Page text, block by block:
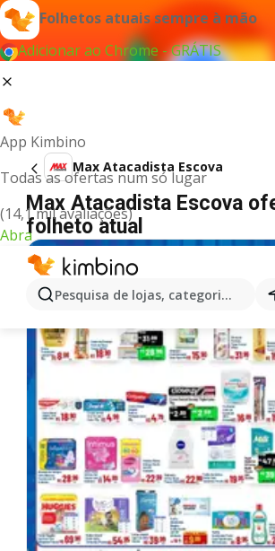
Folhetos atuais sempre à mão
Adicionar ao Chrome - GRÁTIS
App Kimbino
Todas as ofertas num só lugar
(14,1 mil avaliações)
Abra
Pesquisa de lojas,
Max Atacadista Escova
Max Atacadista Escova
folheto atual